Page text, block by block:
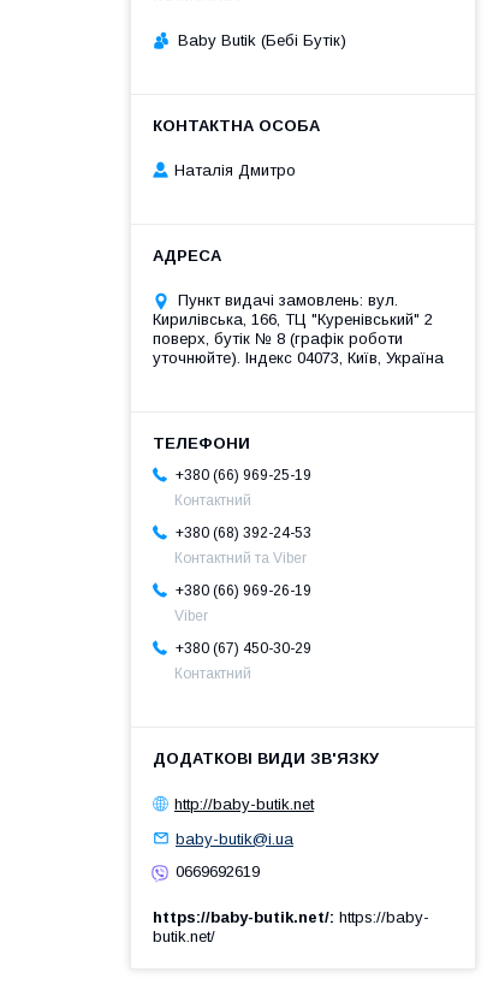
Baby Butik (Бебі Бутік)
Наталія Дмитро
Пункт видачі замовлень: вул.
Кирилівська, 166, ТЦ "Куренівський" 2
поверх, бутік № 8 (графік роботи
уточнюйте). Індекс 04073, Київ, Україна
+380 (66) 969-25-19
Контактний
+380 (68) 392-24-53
Контактний та Viber
+380 (66) 969-26-19
Viber
+380 (67) 450-30-29
Контактний
http://baby-butik.net
baby-butik@i.ua
0669692619
https://baby-butik.net/ https://baby-
butik.net/